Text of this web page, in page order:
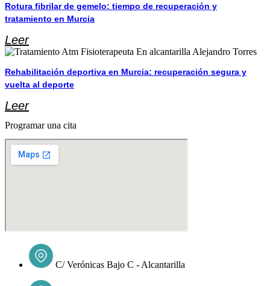
Rotura fibrilar de gemelo: tiempo de recuperación y
tratamiento en Murcia
Leer
Rehabilitación deportiva en Murcia: recuperación segura y
vuelta al deporte
Leer
Programar una cita
C/ Verónicas Bajo C - Alcantarilla